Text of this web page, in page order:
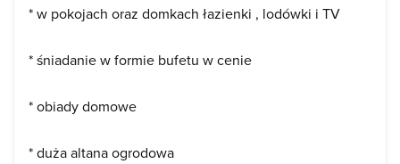
* w pokojach oraz domkach łazienki , lodówki i TV
* śniadanie w formie bufetu w cenie
* obiady domowe
* duża altana ogrodowa